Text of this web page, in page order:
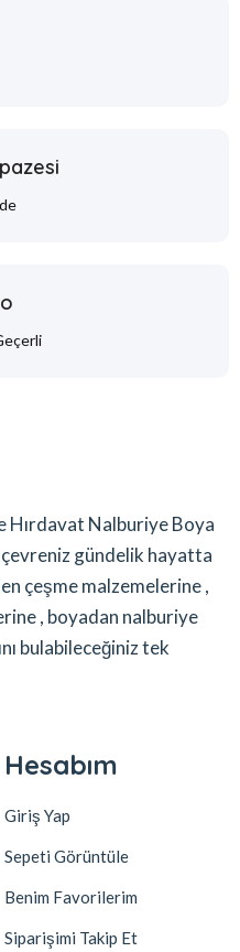
Hırdavat Nalburiye Boya
gündelik hayatta
çeşme malzemelerine ,
, boyadan nalburiye
bulabileceğiniz tek
Hesabım
Giriş Yap
Sepeti Görüntüle
Benim Favorilerim
Siparişimi Takip Et